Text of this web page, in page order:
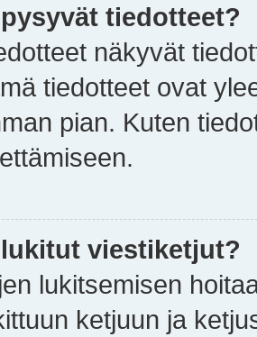
tiedotteet?
näkyvät
tiedotteet ovat
pian. Kuten
viestiketjut?
lukitsemisen
ketjuun ja